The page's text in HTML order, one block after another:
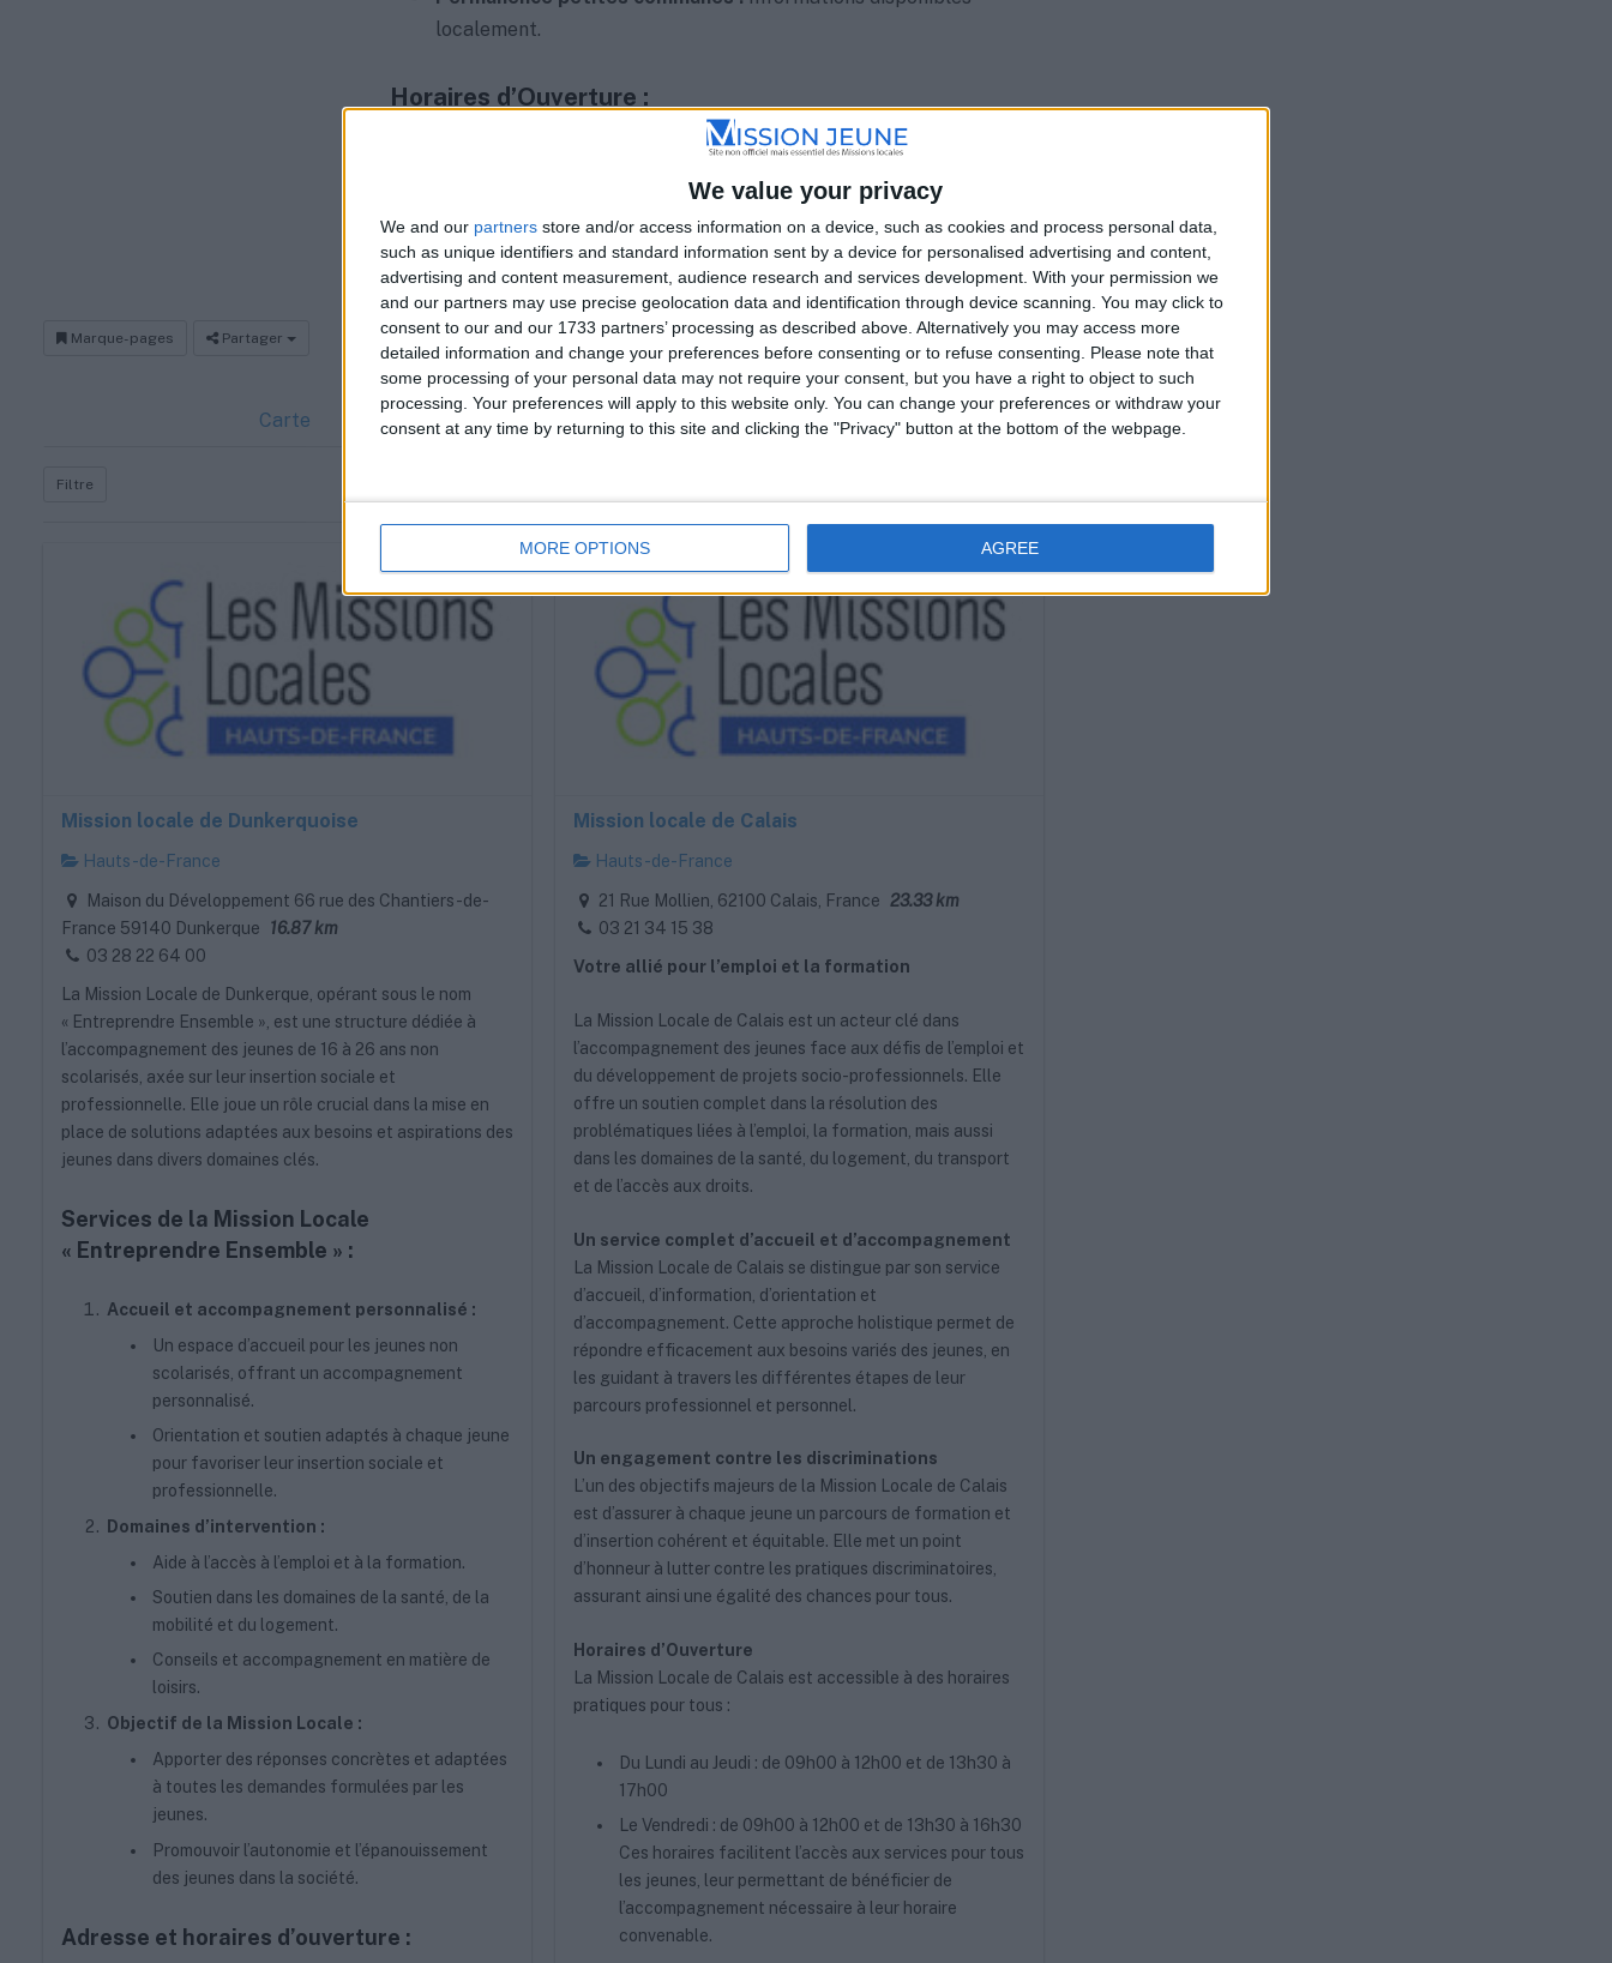
We value your privacy
We and our partners store and/or access information on a device, such as cookies and process personal data,
such as unique identifiers and standard information sent by a device for personalised advertising and content,
advertising and content measurement, audience research and services development. With your permission we
and our partners may use precise geolocation data and identification through device scanning. You may click to
consent to our and our 1733 partners’ processing as described above. Alternatively you may access more
detailed information and change your preferences before consenting or to refuse consenting.
Please note that
some processing of your personal data may not require your consent, but you have a right to object to such
processing. Your preferences will apply to this website only. You can change your preferences or withdraw your
consent at any time by returning to this site and clicking the "Privacy" button at the bottom of the webpage.
MORE OPTIONS AGREE
localement.
Horaires d’Ouverture :
Marque-pages Partager
Carte A proximité
Filtre
Mission locale de Dunkerquoise
Hauts-de-France
Maison du Développement 66 rue des Chantiers-de-
France 59140 Dunkerque
16.87 km
03 28 22 64 00
La Mission Locale de Dunkerque, opérant sous le nom
« Entreprendre Ensemble », est une structure dédiée à
l’accompagnement des jeunes de 16 à 26 ans non
scolarisés, axée sur leur insertion sociale et
professionnelle. Elle joue un rôle crucial dans la mise en
place de solutions adaptées aux besoins et aspirations des
jeunes dans divers domaines clés.
Services de la Mission Locale
« Entreprendre Ensemble » :
Accueil et accompagnement personnalisé :
Un espace d’accueil pour les jeunes non
scolarisés, offrant un accompagnement
personnalisé.
Orientation et soutien adaptés à chaque jeune
pour favoriser leur insertion sociale et
professionnelle.
Domaines d’intervention :
Aide à l’accès à l’emploi et à la formation.
Soutien dans les domaines de la santé, de la
mobilité et du logement.
Conseils et accompagnement en matière de
loisirs.
Objectif de la Mission Locale :
Apporter des réponses concrètes et adaptées
à toutes les demandes formulées par les
jeunes.
Promouvoir l’autonomie et l’épanouissement
des jeunes dans la société.
Adresse et horaires d’ouverture :
Mission locale de Calais
Hauts-de-France
21 Rue Mollien, 62100 Calais, France 23.33 km
03 21 34 15 38
Votre allié pour l’emploi et la formation
La Mission Locale de Calais est un acteur clé dans
l’accompagnement des jeunes face aux défis de l’emploi et
du développement de projets socio-professionnels. Elle
offre un soutien complet dans la résolution des
problématiques liées à l’emploi, la formation, mais aussi
dans les domaines de la santé, du logement, du transport
et de l’accès aux droits.
Un service complet d’accueil et d’accompagnement
La Mission Locale de Calais se distingue par son service
d’accueil, d’information, d’orientation et
d’accompagnement. Cette approche holistique permet de
répondre efficacement aux besoins variés des jeunes, en
les guidant à travers les différentes étapes de leur
parcours professionnel et personnel.
Un engagement contre les discriminations
L’un des objectifs majeurs de la Mission Locale de Calais
est d’assurer à chaque jeune un parcours de formation et
d’insertion cohérent et équitable. Elle met un point
d’honneur à lutter contre les pratiques discriminatoires,
assurant ainsi une égalité des chances pour tous.
Horaires d’Ouverture
La Mission Locale de Calais est accessible à des horaires
pratiques pour tous :
Du Lundi au Jeudi : de 09h00 à 12h00 et de 13h30 à
17h00
Le Vendredi : de 09h00 à 12h00 et de 13h30 à 16h30
Ces horaires facilitent l’accès aux services pour tous
les jeunes, leur permettant de bénéficier de
l’accompagnement nécessaire à leur horaire
convenable.